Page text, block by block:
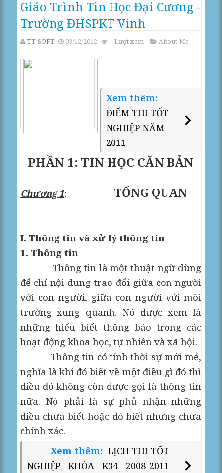
Giáo Trình Tin Học Đại Cương -
Trường ĐHSPKT Vinh
TT-SOFT 03/12/2012 --Lượt xem About-Me
Xem thêm:
ĐIỂM THI TỐT
NGHIỆP NĂM
2011
PHẦN 1: TIN HỌC CĂN BẢN
Chương 1: TỔNG QUAN
I. Thông tin và xử lý thông tin
1. Thông tin
- Thông tin là một thuật ngữ dùng
để chỉ nội dung trao đổi giữa con người
với con người, giữa con người với môi
trường xung quanh. Nó được xem là
những hiểu biết thông báo trong các
hoạt động khoa học, tự nhiên và xã hội.
- Thông tin có tính thời sự mới mẻ,
nghĩa là khi đó biết về một điều gì đó thì
điều đó không còn được gọi là thông tin
nữa. Nó phải là sự phủ nhận những
điều chưa biết hoặc đó biết nhưng chưa
chính xác.
Xem thêm: LỊCH THI TỐT
NGHIỆP KHÓA K34 2008-2011